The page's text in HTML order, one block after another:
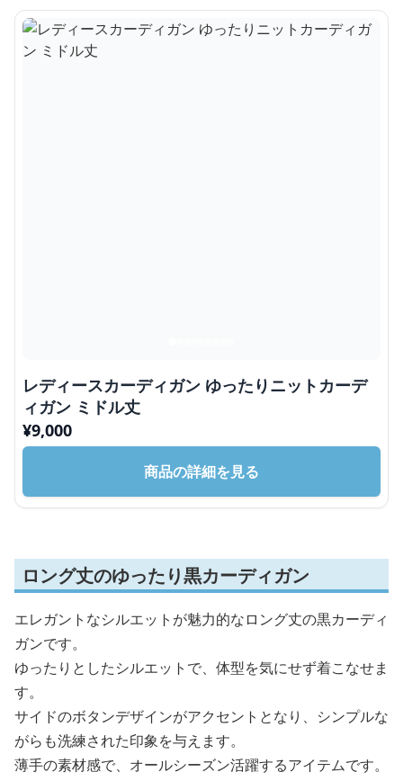
レディースカーディガン ゆったりニットカーデ
ィガン ミドル丈
¥9,000
商品の詳細を見る
ロング丈のゆったり黒カーディガン
エレガントなシルエットが魅力的なロング丈の黒カーディ
ガンです。
ゆったりとしたシルエットで、体型を気にせず着こなせま
す。
サイドのボタンデザインがアクセントとなり、シンプルな
がらも洗練された印象を与えます。
薄手の素材感で、オールシーズン活躍するアイテムです。